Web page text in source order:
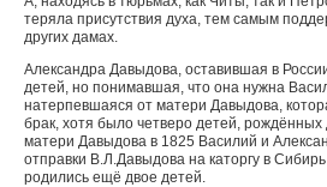
теряла присутствия духа, тем самым
других дамах.
Александра Давыдова, оставившая в
детей, но понимавшая, что она нужна
натерпевшаяся от матери Давыдова,
брак, хотя было четверо детей,
матери Давыдова в 1825 Василий и
отправки В.Л.Давыдова на каторгу в
родились ещё двое детей.